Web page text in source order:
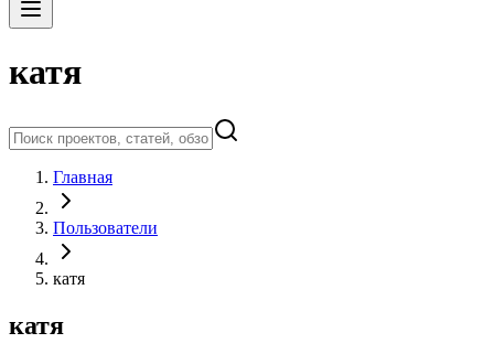
катя
Главная
Пользователи
катя
катя